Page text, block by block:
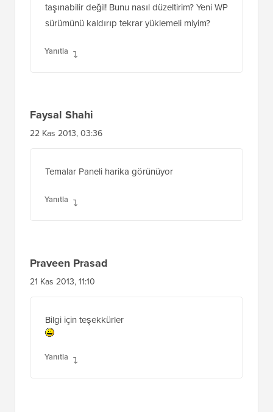
taşınabilir değil! Bunu nasıl düzeltirim? Yeni WP
sürümünü kaldırıp tekrar yüklemeli miyim?
Yanıtla
Faysal Shahi
22 Kas 2013, 03:36
Temalar Paneli harika görünüyor
Yanıtla
Praveen Prasad
21 Kas 2013, 11:10
Bilgi için teşekkürler
Yanıtla